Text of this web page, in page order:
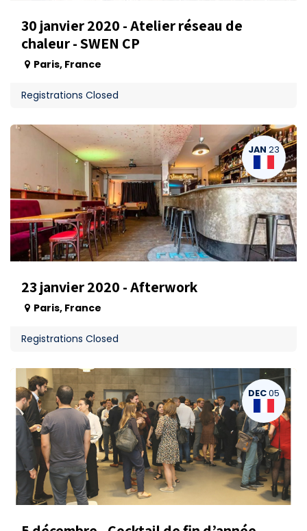
30 janvier 2020 - Atelier réseau de
chaleur - SWEN CP
Paris, France
Registrations Closed
JAN 23
23 janvier 2020 - Afterwork
Paris, France
Registrations Closed
DEC05